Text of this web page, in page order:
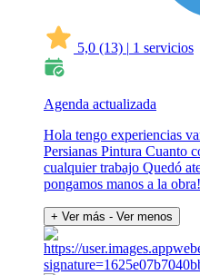
5,0 (13) | 1 servicios
Agenda actualizada
Hola tengo experiencias
Persianas Pintura Cuanto
cualquier trabajo Quedó
pongamos manos a la
+ Ver más - Ver menos